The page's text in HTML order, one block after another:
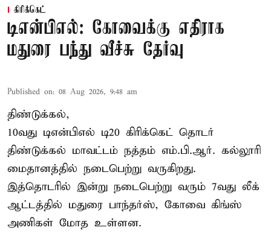
கிரிக்கெட்
டிஎன்பிஎல்: கோவைக்கு எதிராக
மதுரை பந்து வீச்சு தேர்வு
Published on: 08 Aug 2026, 9:48 am
திண்டுக்கல்,
10வது டிஎன்பிஎல் டி20 கிரிக்கெட் தொடர்
திண்டுக்கல் மாவட்டம் நத்தம் எம்.பி.ஆர். கல்லூரி
மைதானத்தில் நடைபெற்று வருகிறது.
இத்தொடரில் இன்று நடைபெற்று வரும் 7வது லீக்
ஆட்டத்தில் மதுரை பாந்தர்ஸ், கோவை கிங்ஸ்
அணிகள் மோத உள்ளன.